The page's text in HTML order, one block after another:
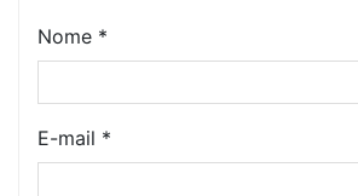
Nome *
E-mail *